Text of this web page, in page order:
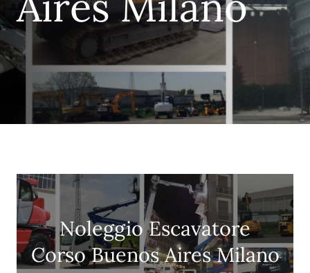
Noleggio Escavatore
Corso Buenos Aires Milano